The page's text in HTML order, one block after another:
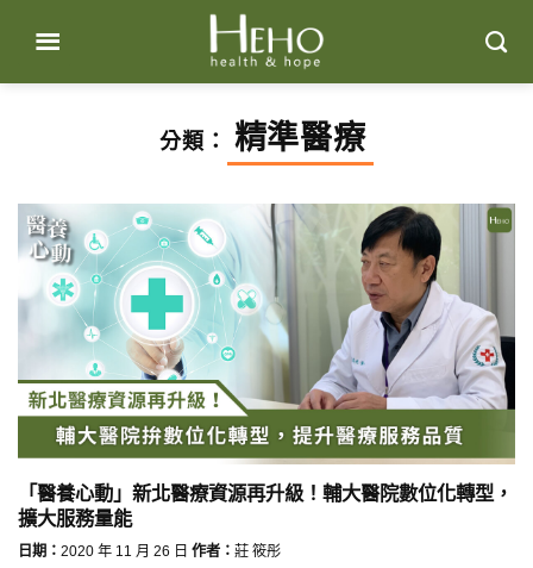
content
分類： 精準醫療
「醫養心動」新北醫療資源再升級！輔大醫院數位化轉型，
擴大服務量能
日期： 2020 年 11 月 26 日 作者： 莊 筱彤